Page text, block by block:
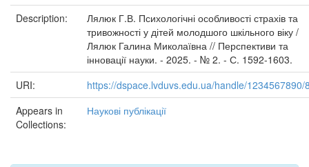
Description:
Лялюк Г.В. Психологічні особливості страхів та
тривожності у дітей молодшого шкільного віку /
Лялюк Галина Миколаївна // Перспективи та
інновації науки. - 2025. - № 2. - С. 1592-1603.
URI:
https://dspace.lvduvs.edu.ua/handle/1234567890/
Appears in
Collections:
Наукові публікації